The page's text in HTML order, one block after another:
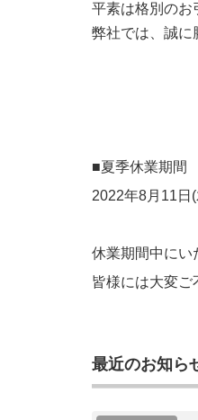
平素は格別のお
弊社では、誠に
■夏季休業期間
2022年8月11日
休業期間中にい
皆様には大変ご
最近のお知ら